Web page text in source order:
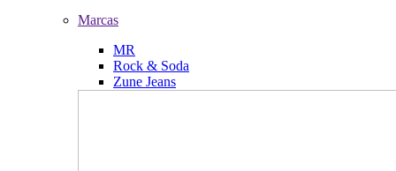
Marcas
MR
Rock & Soda
Zune Jeans